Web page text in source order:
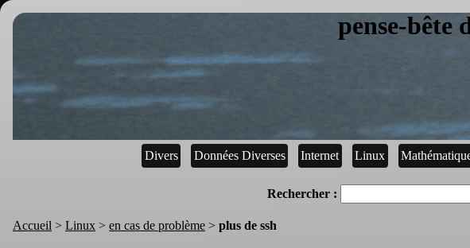
pense-bête
Divers Données Diverses Internet Linux
Rechercher :
Accueil > Linux > en cas de problème > plus de ssh